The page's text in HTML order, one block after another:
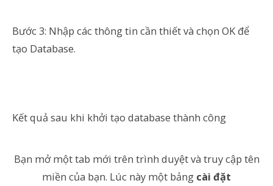
Bước 3: Nhập các thông tin cần thiết và chọn OK để
tạo Database.
Kết quả sau khi khởi tạo database thành công
Bạn mở một tab mới trên trình duyệt và truy cập tên
miền của bạn. Lúc này một bảng cài đặt